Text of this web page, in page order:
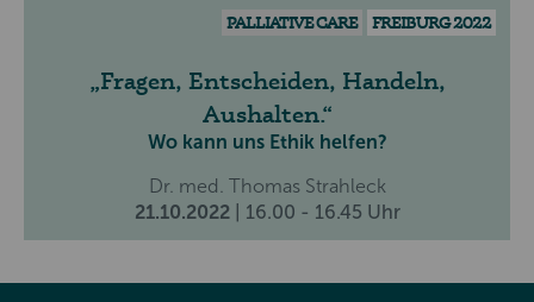
PALLIATIVE CARE FREIBURG 2022
Fragen, Entscheiden, Handeln,
Aushalten.
Wo kann uns Ethik helfen?
Dr. med. Thomas Strahleck
21.10.2022
| 16.00 - 16.45 Uhr